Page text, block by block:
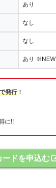
あり
なし
なし
あり ※NEW
発行！
に!!
ードを申込む